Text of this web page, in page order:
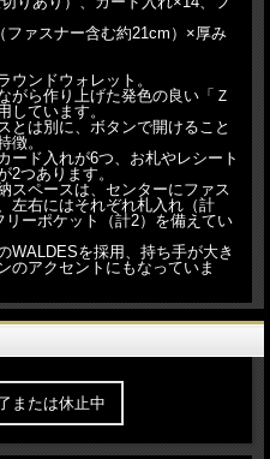
ァスナー含む約21cm）×厚み
ウンドウォレット。
がら作り上げた発色の良い「Ｚ
しています。
とは別に、ボタンで開けること
徴。
ード入れが6つ、お札やレシート
2つあります。
スペースは、センターにファス
左右にはそれぞれ札入れ（計
ーポケット（計2）を備えてい
WALDESを採用、持ち手が大き
のアクセントにもなっていま
または休止中